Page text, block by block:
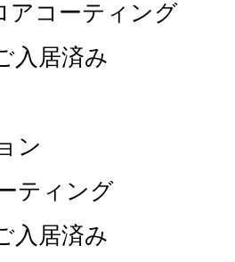
アコーティング
入居済み
ン
ティング
入居済み